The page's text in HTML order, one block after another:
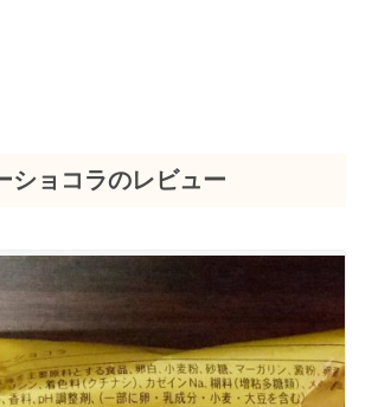
ショコラのレビュー